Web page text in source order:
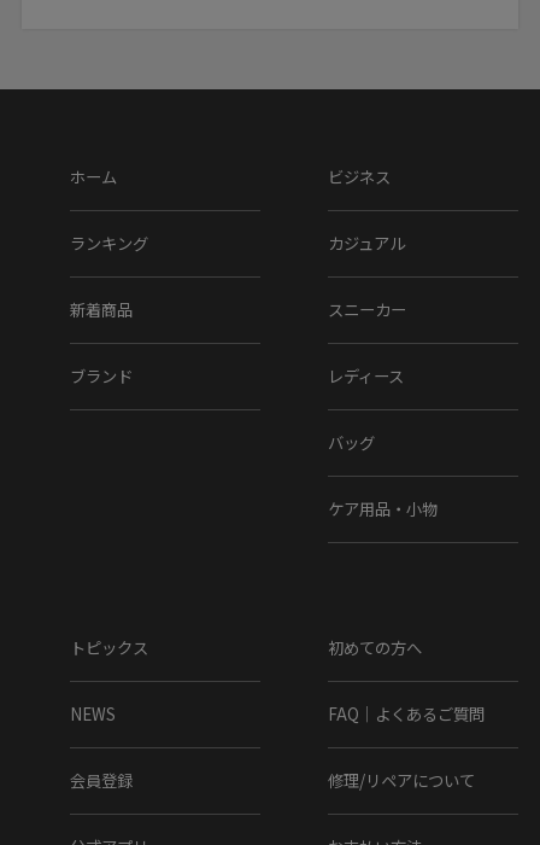
ホーム
ランキング
新着商品
ブランド
ビジネス
カジュアル
スニーカー
レディース
バッグ
ケア用品・小物
トピックス
NEWS
会員登録
初めての方へ
FAQ｜よくあるご質問
修理/リペアについて